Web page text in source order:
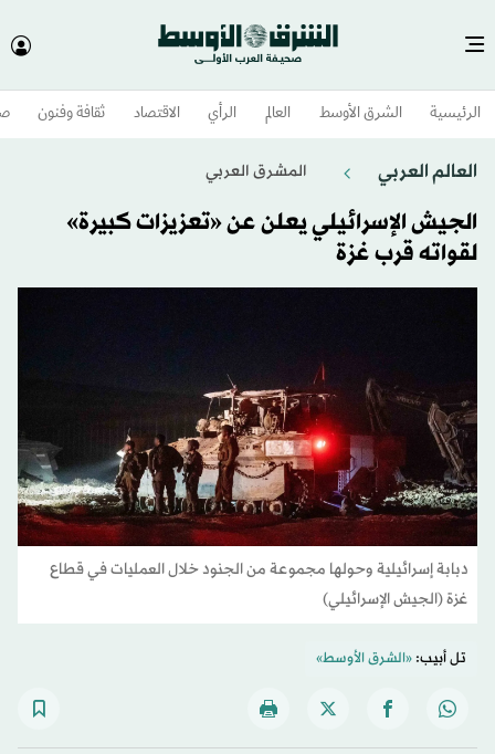
الرئيسية الشرق الأوسط​ العالم الرأي الاقتصاد ثقافة وفنون
العالم العربي المشرق العربي
الجيش الإسرائيلي يعلن عن «تعزيزات كبيرة»
لقواته قرب غزة
دبابة إسرائيلية وحولها مجموعة من الجنود خلال العمليات في قطاع
غزة (الجيش الإسرائيلي)
تل أبيب:«الشرق الأوسط»